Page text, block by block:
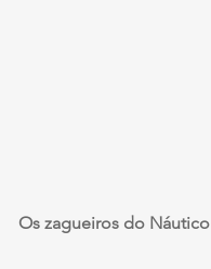
Os zagueiros do Náutico